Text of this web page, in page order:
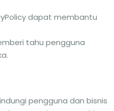
dapat membantu
tahu pengguna
pengguna dan bisnis